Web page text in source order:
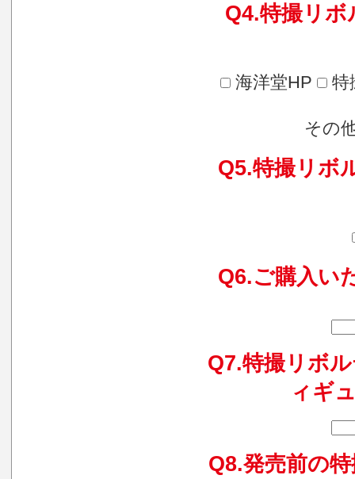
Q4.特撮リ
海洋堂HP 特
その
Q5.特撮リボ
Q6.ご購入い
Q7.特撮リボ
ィギ
Q8.発売前の